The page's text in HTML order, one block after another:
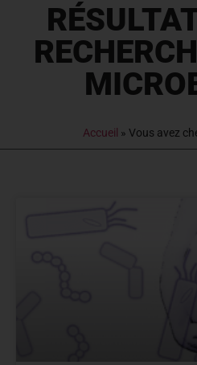
Accueil » Vous avez